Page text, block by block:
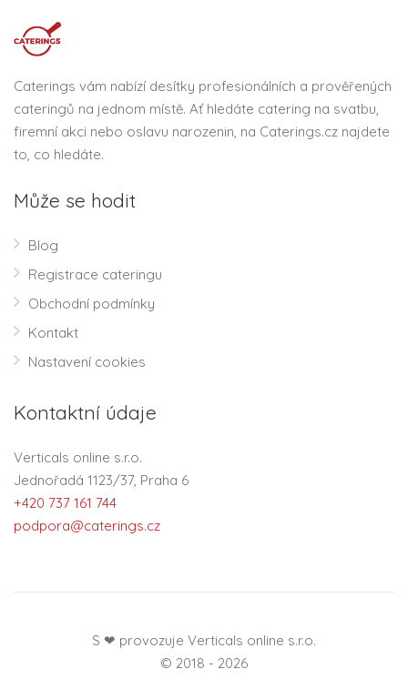
Caterings vám nabízí desítky profesionálních a prověřených
cateringů na jednom místě. Ať hledáte catering na svatbu,
firemní akci nebo oslavu narozenin, na Caterings.cz najdete
to, co hledáte.
Může se hodit
Blog
Registrace cateringu
Obchodní podmínky
Kontakt
Nastavení cookies
Kontaktní údaje
Verticals online s.r.o.
Jednořadá 1123/37, Praha 6
+420 737 161 744
podpora@caterings.cz
S ❤ provozuje Verticals online s.r.o.
© 2018 - 2026